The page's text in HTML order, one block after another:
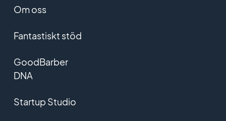
Om oss
Fantastiskt stöd
GoodBarber
DNA
Startup Studio